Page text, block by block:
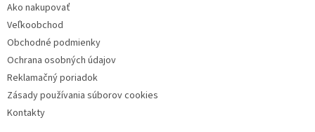
Ako nakupovať
Veľkoobchod
Obchodné podmienky
Ochrana osobných údajov
Reklamačný poriadok
Zásady používania súborov cookies
Kontakty